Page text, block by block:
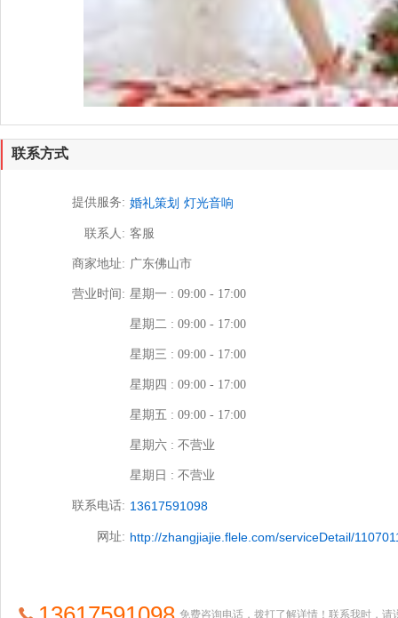
联系方式
提供服务: 婚礼策划 灯光音响
联系人: 客服
商家地址: 广东佛山市
营业时间: 星期一 : 09:00 - 17:00
星期二 : 09:00 - 17:00
星期三 : 09:00 - 17:00
星期四 : 09:00 - 17:00
星期五 : 09:00 - 17:00
星期六 : 不营业
星期日 : 不营业
联系电话: 13617591098
网址: http://zhangjiajie.flele.com/serviceDetail/
免费咨询电话，拨打了解详情！联系我时，请